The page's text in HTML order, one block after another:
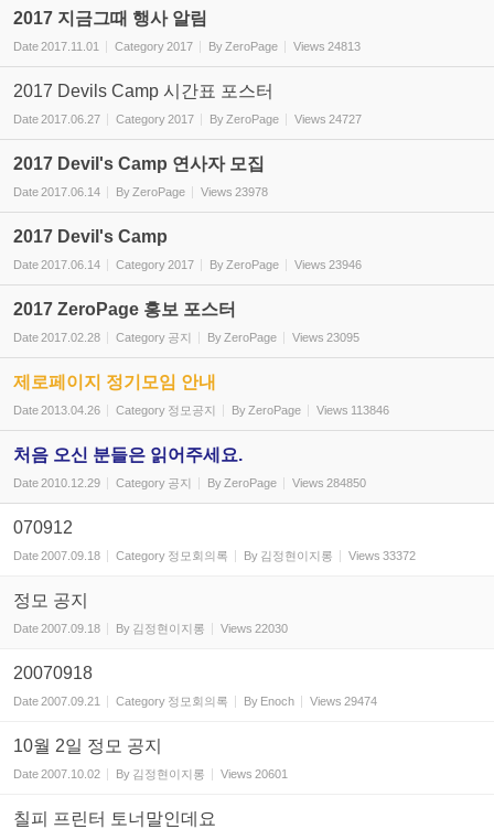
2017 지금그때 행사 알림
Date2017.11.01 Category2017 By ZeroPage Views 24813
2017 Devils Camp 시간표 포스터
Date2017.06.27 Category2017 By ZeroPage Views 24727
2017 Devil's Camp 연사자 모집
Date2017.06.14 By ZeroPage Views 23978
2017 Devil's Camp
Date2017.06.14 Category2017 By ZeroPage Views 23946
2017 ZeroPage 홍보 포스터
Date2017.02.28 Category 공지 By ZeroPage Views 23095
제로페이지 정기모임 안내
Date2013.04.26 Category 정모공지 By ZeroPage Views 113846
처음 오신 분들은 읽어주세요.
Date2010.12.29 Category 공지 By ZeroPage Views 284850
070912
Date2007.09.18 Category 정모회의록 By 김정현이지롱 Views 33372
정모 공지
Date2007.09.18 By 김정현이지롱 Views 22030
20070918
Date2007.09.21 Category 정모회의록 By Enoch Views 29474
10월 2일 정모 공지
Date2007.10.02 By 김정현이지롱 Views 20601
칠피 프린터 토너말인데요